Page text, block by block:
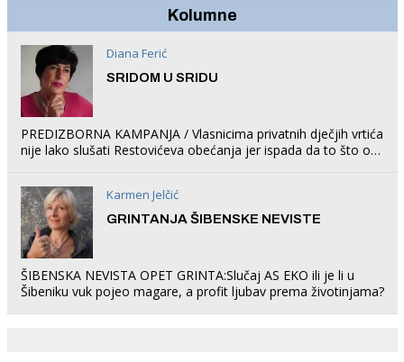
Kolumne
Diana Ferić
SRIDOM U SRIDU
PREDIZBORNA KAMPANJA / Vlasnicima privatnih dječjih vrtića
nije lako slušati Restovićeva obećanja jer ispada da to što oni
Karmen Jelčić
GRINTANJA ŠIBENSKE NEVISTE
ŠIBENSKA NEVISTA OPET GRINTA:Slučaj AS EKO ili je li u
Šibeniku vuk pojeo magare, a profit ljubav prema životinjama?